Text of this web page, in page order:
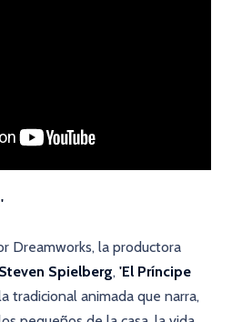
Dreamworks, la productora
Steven Spielberg,'El Príncipe
tradicional animada que narra,